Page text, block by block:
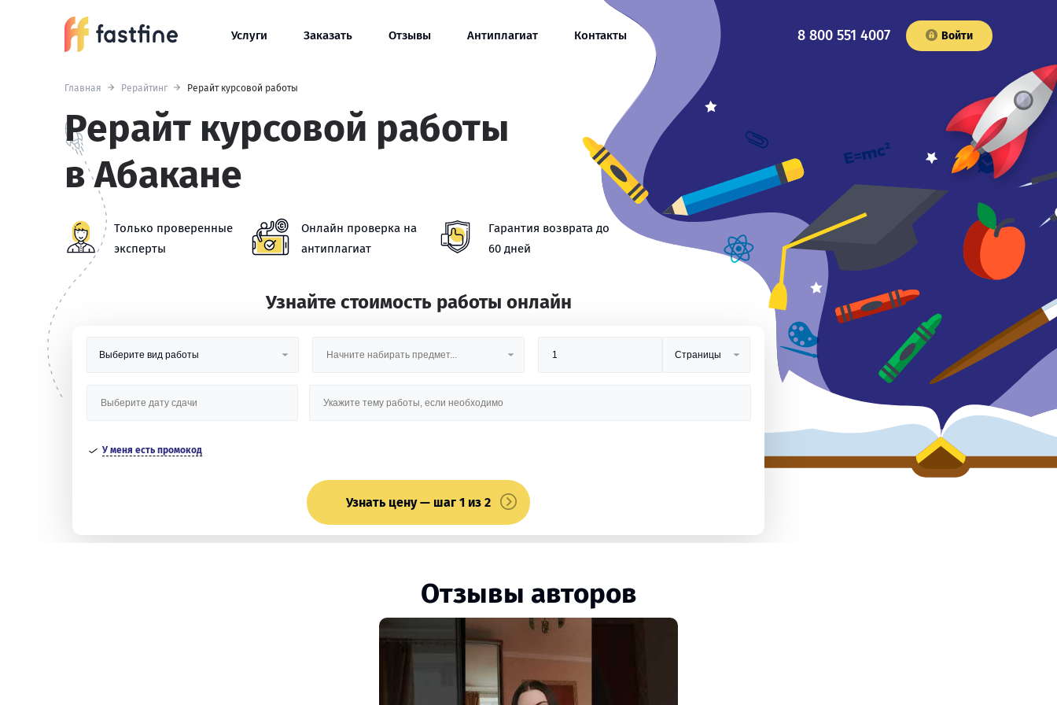
Услуги Заказать Отзывы Антиплагиат Контакты 8 800 551 4007 Войти
Главная Рерайтинг Рерайт курсовой работы
Рерайт курсовой работы
в Абакане
Только проверенные
эксперты
Онлайн проверка на
антиплагиат
Гарантия возврата до
60 дней
Узнайте стоимость работы онлайн
У меня есть промокод
Узнать цену — шаг 1 из 2
Отзывы авторов